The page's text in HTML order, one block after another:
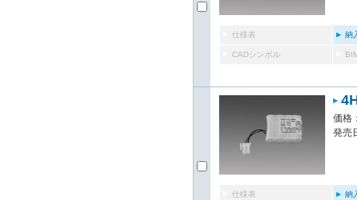
仕様表 納
CADシンボル
価格
発売
仕様表 納